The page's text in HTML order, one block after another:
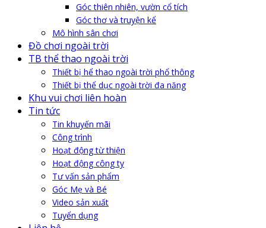
Góc thiên nhiên, vườn cổ tích
Góc thơ và truyện kể
Mô hình sân chơi
Đồ chơi ngoài trời
TB thể thao ngoài trời
Thiết bị hể thao ngoài trời phổ thông
Thiết bị thể dục ngoài trời đa năng
Khu vui chơi liên hoàn
Tin tức
Tin khuyến mãi
Công trình
Hoạt động từ thiện
Hoạt động công ty
Tư vấn sản phẩm
Góc Mẹ và Bé
Video sản xuất
Tuyển dụng